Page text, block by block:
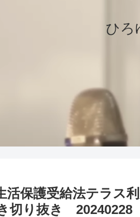
ひろ
活保護受給法テラス
切り抜き 20240228